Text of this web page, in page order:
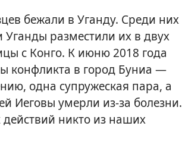
бежали в Уганду. Среди них
разместили их в двух
с Конго. К июню 2018 года
конфликта в город Буниа —
одна супружеская пара, а
Иеговы умерли из-за болезни.
действий никто из наших